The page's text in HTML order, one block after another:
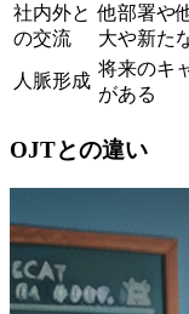
社内外と
の交流
他部署や
大や新た
人脈形成
将来のキ
がある
OJTとの違い